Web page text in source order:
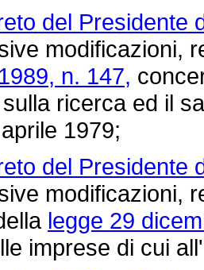
del Presidente
modificazioni,
n. 147,
ricerca ed il
1979;
del Presidente
modificazioni,
legge 29
imprese di cui